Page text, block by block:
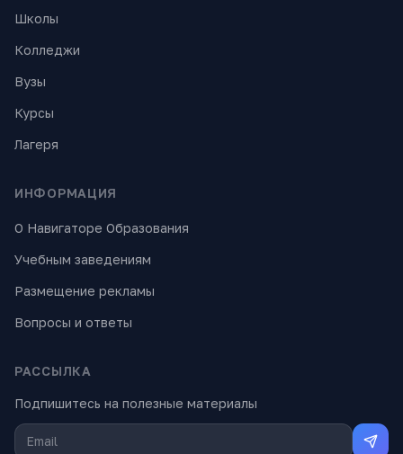
Школы
Колледжи
Вузы
Курсы
Лагеря
ИНФОРМАЦИЯ
О Навигаторе Образования
Учебным заведениям
Размещение рекламы
Вопросы и ответы
РАССЫЛКА
Подпишитесь на полезные материалы